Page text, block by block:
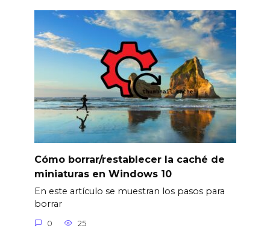
Cómo borrar/restablecer la caché de
miniaturas en Windows 10
En este artículo se muestran los pasos para
borrar
0 25